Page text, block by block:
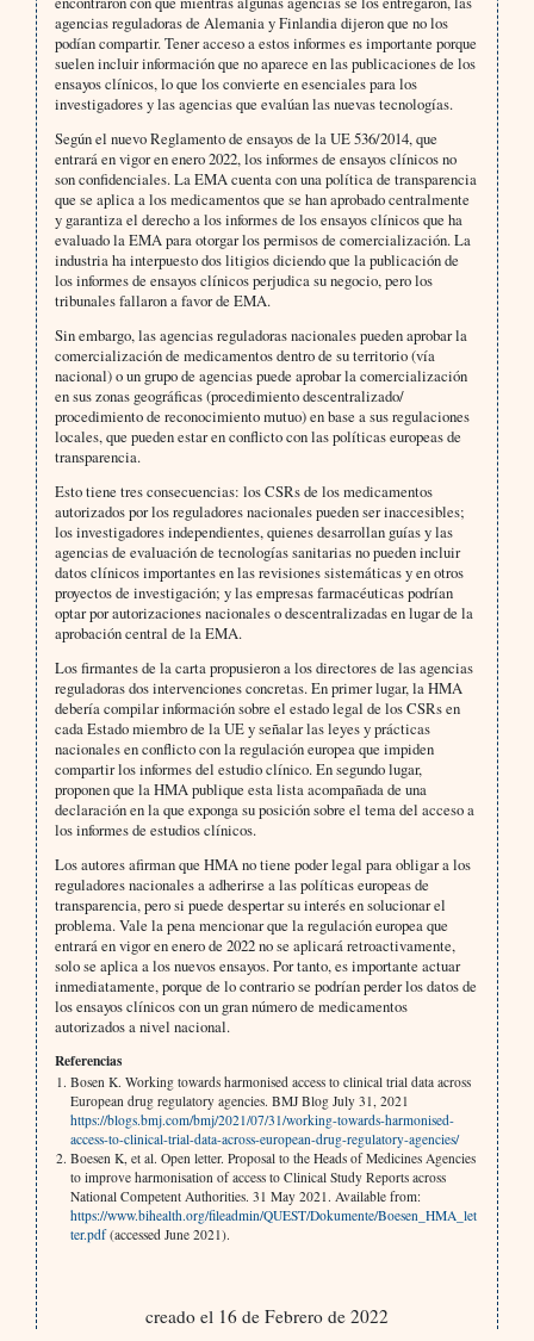
agencias reguladoras de Alemania y Finlandia dijeron que no los
podían compartir. Tener acceso a estos informes es importante porque
suelen incluir información que no aparece en las publicaciones de los
ensayos clínicos, lo que los convierte en esenciales para los
investigadores y las agencias que evalúan las nuevas tecnologías.
Según el nuevo Reglamento de ensayos de la UE 536/2014, que
entrará en vigor en enero 2022, los informes de ensayos clínicos no
son confidenciales. La EMA cuenta con una política de transparencia
que se aplica a los medicamentos que se han aprobado centralmente
y garantiza el derecho a los informes de los ensayos clínicos que ha
evaluado la EMA para otorgar los permisos de comercialización. La
industria ha interpuesto dos litigios diciendo que la publicación de
los informes de ensayos clínicos perjudica su negocio, pero los
tribunales fallaron a favor de EMA.
Sin embargo, las agencias reguladoras nacionales pueden aprobar la
comercialización de medicamentos dentro de su territorio (vía
nacional) o un grupo de agencias puede aprobar la comercialización
en sus zonas geográficas (procedimiento descentralizado/
procedimiento de reconocimiento mutuo) en base a sus regulaciones
locales, que pueden estar en conflicto con las políticas europeas de
transparencia.
Esto tiene tres consecuencias: los CSRs de los medicamentos
autorizados por los reguladores nacionales pueden ser inaccesibles;
los investigadores independientes, quienes desarrollan guías y las
agencias de evaluación de tecnologías sanitarias no pueden incluir
datos clínicos importantes en las revisiones sistemáticas y en otros
proyectos de investigación; y las empresas farmacéuticas podrían
optar por autorizaciones nacionales o descentralizadas en lugar de la
aprobación central de la EMA.
Los firmantes de la carta propusieron a los directores de las agencias
reguladoras dos intervenciones concretas. En primer lugar, la HMA
debería compilar información sobre el estado legal de los CSRs en
cada Estado miembro de la UE y señalar las leyes y prácticas
nacionales en conflicto con la regulación europea que impiden
compartir los informes del estudio clínico. En segundo lugar,
proponen que la HMA publique esta lista acompañada de una
declaración en la que exponga su posición sobre el tema del acceso a
los informes de estudios clínicos.
Los autores afirman que HMA no tiene poder legal para obligar a los
reguladores nacionales a adherirse a las políticas europeas de
transparencia, pero si puede despertar su interés en solucionar el
problema. Vale la pena mencionar que la regulación europea que
entrará en vigor en enero de 2022 no se aplicará retroactivamente,
solo se aplica a los nuevos ensayos. Por tanto, es importante actuar
inmediatamente, porque de lo contrario se podrían perder los datos de
los ensayos clínicos con un gran número de medicamentos
autorizados a nivel nacional.
Referencias
Bosen K. Working towards harmonised access to clinical trial data across
European drug regulatory agencies. BMJ Blog July 31, 2021
https://blogs.bmj.com/bmj/2021/07/31/working-towards-harmonised-
access-to-clinical-trial-data-across-european-drug-regulatory-agencies/
Boesen K, et al. Open letter. Proposal to the Heads of Medicines Agencies
to improve harmonisation of access to Clinical Study Reports across
National Competent Authorities. 31 May 2021. Available from:
https://www.bihealth.org/fileadmin/QUEST/Dokumente/Boesen_HMA_let
ter.pdf(accessed June 2021).
creado el 16 de Febrero de 2022